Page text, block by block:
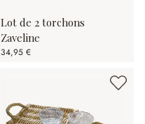
Lot de 2 torchons
Zaveline
34,95 €